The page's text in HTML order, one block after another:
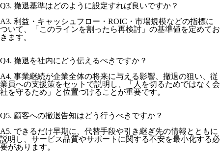
Q3. 撤退基準はどのように設定すれば良いですか？
A3. 利益・キャッシュフロー・ROIC・市場規模などの指標に
ついて、「このラインを割ったら再検討」の基準値を定めてお
きます。
Q4. 撤退を社内にどう伝えるべきですか？
A4. 事業継続が企業全体の将来に与える影響、撤退の狙い、従
業員への支援策をセットで説明し、「人を切るためではなく会
社を守るため」と位置づけることが重要です。
Q5. 顧客への撤退告知はどう行うべきですか？
A5. できるだけ早期に、代替手段や引き継ぎ先の情報とともに
説明し、サービス品質やサポートに関する不安を最小化する必
要があります。